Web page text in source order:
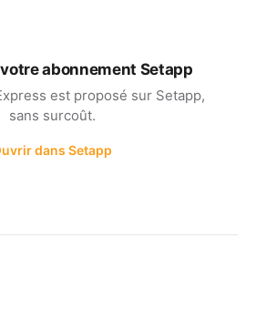
abonnement Setapp
est proposé sur Setapp,
sans surcoût.
dans Setapp